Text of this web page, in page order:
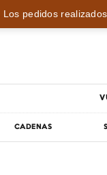
Los pedidos
CADENAS